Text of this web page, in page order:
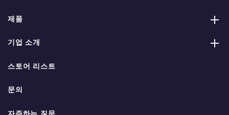
제품
기업 소개
스토어 리스트
문의